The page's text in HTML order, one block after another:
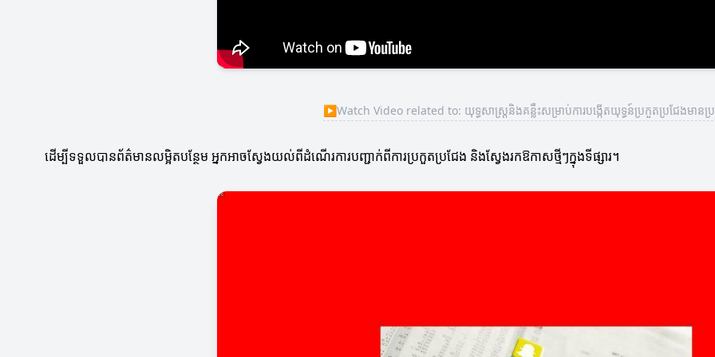
▶Watch Video related to: យុទ្ធសាស្ត្រនិងគន្លឹះសម្រាប់ការបង្កើតយុទ្ធន៍ប្រកួតប្រជែងមានប្
ដើម្បីទទួលបានព័ត៌មានលម្អិតបន្ថែម អ្នកអាចស្វែងយល់ពីដំណើរការបញ្ជាក់ពីការប្រកួតប្រជែង និងស្វែងរកឱកាសថ្មីៗក្នុងទីផ្សារ។